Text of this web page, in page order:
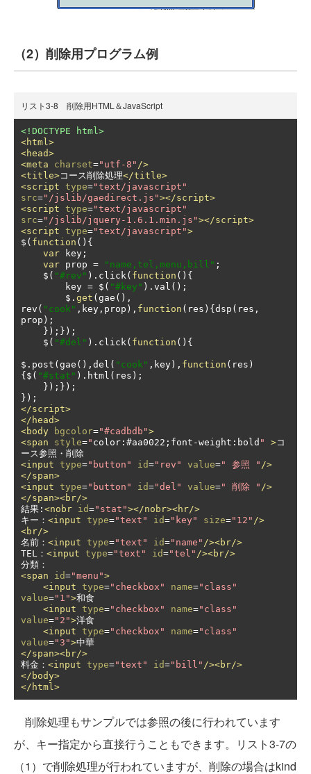
（2）削除用プログラム例
リスト3-8 削除用HTML＆JavaScript
<!DOCTYPE html>
<html>
<head>
<meta
charset="utf-8" />
<title>コース削除処理</title>
<script type="text/javascript"
src="/jslib/gaedirect.js"></script>
<script type="text/javascript"
src="/jslib/jquery-1.6.1.min.js"></script>
<script type="text/javascript">
$ ( function (){
var key ;
var prop = "name,tel,menu,bill" ;
    $
( "#rev" ). click ( function (){
        key
= $ ( "#key" ). val ();
        $
. get (gae (),
rev ( "cook" , key , prop ), function ( res ){dsp ( res ,
prop );
});});
    $
( "#del" ). click ( function (){
$ . post (gae (), del ( "cook" , key), function ( res )
{$ ( "#stat" ). html ( res );
});});
});
</script>
</head>
<body
bgcolor="#cadbdb">
<span
style=" color :#aa0022 ; font -weight : bold " >コ
<input type="button" id="rev" value=" 参照 " />
</span>
<input type="button" id="del" value=" 削除 " />
</span><br/>
結果: <nobr id="stat"></nobr><hr/>
キー： <input type="text" id="key" size="12" />
<br/>
名前： <input type="text" id="name" /><br/>
TEL： <input type="text" id="tel" /><br/>
<span
id="menu">
<input type="checkbox" name="class"
value="1">和食
<input type="checkbox" name="class"
value="2">洋食
<input type="checkbox" name="class"
value="3">
</span><br/>
料金： <input type="text" id="bill" /><br/>
</body>
</html>
削除処理もサンプルでは参照の後に行われています
が、キー指定から直接行うこともできます。リスト3-7の
（1）で削除処理が行われていますが、削除の場合はkind